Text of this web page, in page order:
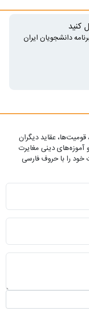
کنید
دانشجویان ایران
عقاید دیگران
آموزه‌های دینی مغایرت
خود را با حروف فارسی